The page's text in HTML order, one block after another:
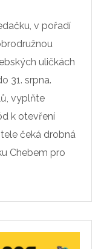
v pořadí
uličkách
31. srpna.
vyplňte
k otevření
čeká drobná
Chebem pro